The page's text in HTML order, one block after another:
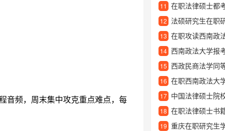
音频，周末集中攻克重点难点，每
11 在职法律硕士都
12 法硕研究生在职
13 在职攻读西南政法大学研
14 西南政法大学报
15 西政民商法学同
16 在职西南政法大
17 中国法律硕士院校排
18 在职法律硕士书籍推
19 重庆在职研究生